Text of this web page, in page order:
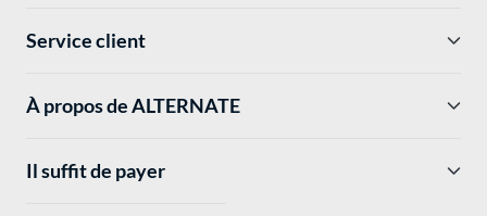
Service client
À propos de ALTERNATE
Il suffit de payer